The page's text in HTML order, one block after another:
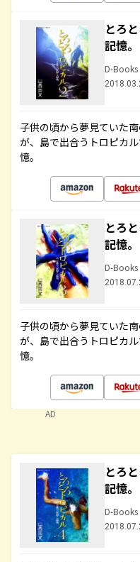
とろ
記憶
D-Books
子供の頃から夢見ていた
が、島で出合うトロピカ
憶。
とろ
記憶
D-Books
子供の頃から夢見ていた
が、島で出合うトロピカ
憶。
AD
とろ
記憶
D-Books